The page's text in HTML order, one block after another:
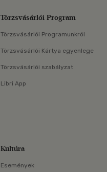
Törzsvásárlói Program
Törzsvásárlói Programunkról
Törzsvásárlói Kártya egyenlege
Törzsvásárlói szabályzat
Libri App
Kultúra
Események